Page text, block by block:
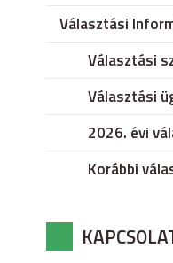
Választási
Választási
Választási
2026. évi
Korábbi